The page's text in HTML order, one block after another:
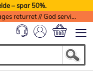
– spar 50%.
Billig fragt // Levering 1-2 dage // 60 dages returret // God service med garanti